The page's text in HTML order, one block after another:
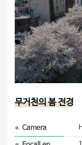
무거천의 봄 전경
Camera